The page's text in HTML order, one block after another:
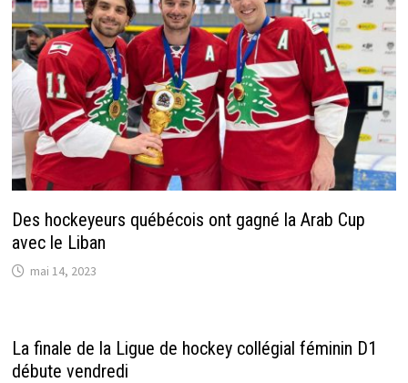
Des hockeyeurs québécois ont gagné la Arab Cup
avec le Liban
mai 14, 2023
La finale de la Ligue de hockey collégial féminin D1
débute vendredi